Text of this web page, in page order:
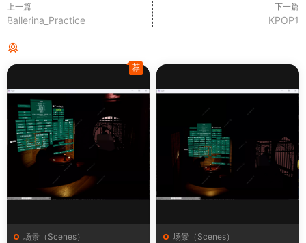
上一篇
Ballerina_Practice
下一篇
KPOP1
场景（Scenes）
荐
场景（Scenes）